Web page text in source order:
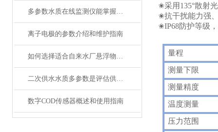
多参数水质在线监测仪能掌握水质的实时动态
离子电极的参数介绍和维护指南
如何选择适合自来水厂悬浮物在线监测仪？
二次供水水质多参数是评估供水安全的关键指标
数字COD传感器概述和使用指南
✬采用 135°散
✬抗干扰能力强
✬IP68防护等级
量程
测量下限
测量精度
温度测量
压力范围